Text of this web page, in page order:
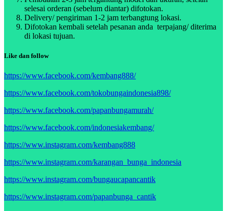
selesai orderan (sebelum diantar) difotokan.
Delivery/ pengiriman 1-2 jam terbangtung lokasi.
Difotokan kembali setelah pesanan anda terpajang/ diterima
di lokasi tujuan.
Like dan follow
https://www.facebook.com/kembang888/
https://www.facebook.com/tokobungaindonesia898/
https://www.facebook.com/papanbungamurah/
https://www.facebook.com/indonesiakembang/
https://www.instagram.com/kembang888
https://www.instagram.com/karangan_bunga_indonesia
https://www.instagram.com/bungaucapancantik
https://www.instagram.com/papanbunga_cantik